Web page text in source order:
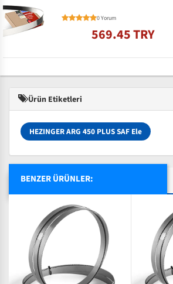
0 Yorum
569.45 TRY
Ürün Etiketleri
HEZINGER ARG 450 PLUS SAF Ele
BENZER ÜRÜNLER: